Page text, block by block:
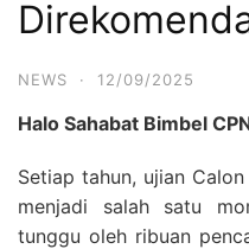
NEWS · 12/09/2025
Halo Sahabat Bimbel
Setiap tahun, ujian
menjadi salah satu
tunggu oleh ribuan